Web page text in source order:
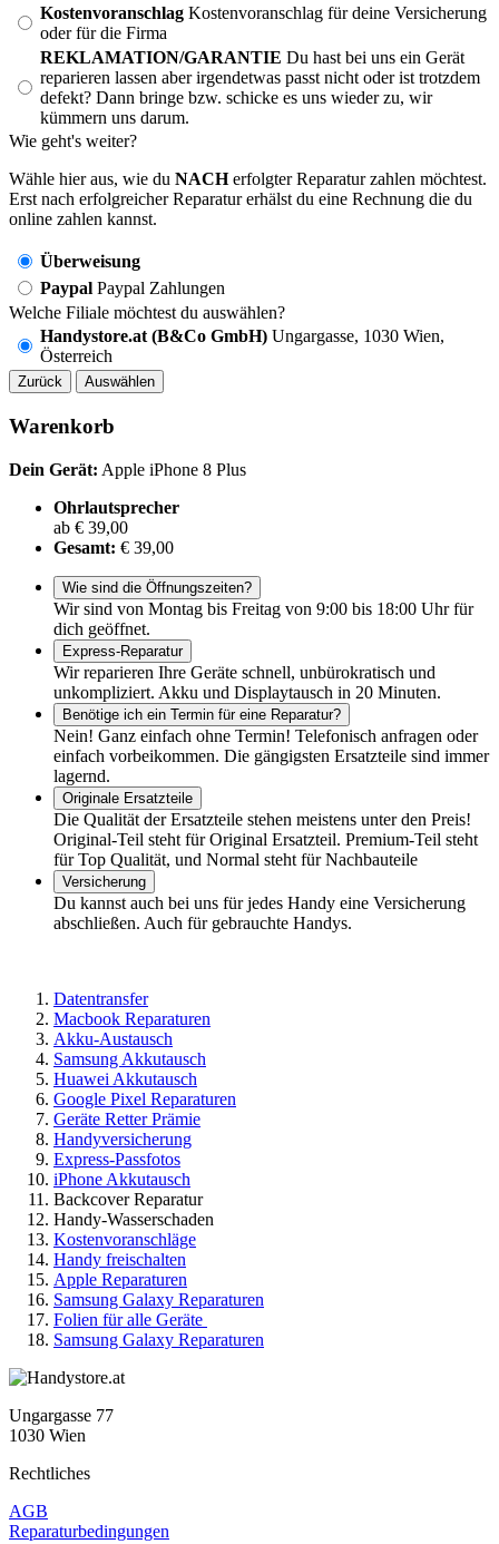
Kostenvoranschlag Kostenvoranschlag für deine Versicherung
oder für die Firma
REKLAMATION/GARANTIE Du hast bei uns ein Gerät
reparieren lassen aber irgendetwas passt nicht oder ist trotzdem
defekt? Dann bringe bzw. schicke es uns wieder zu, wir
kümmern uns darum.
Wie geht's weiter?
Wähle hier aus, wie du NACHerfolgter Reparatur zahlen möchtest.
Erst nach erfolgreicher Reparatur erhälst du eine Rechnung die du
online zahlen kannst.
Überweisung
Paypal Paypal Zahlungen
Welche Filiale möchtest du auswählen?
Handystore.at (B&Co GmbH) Ungargasse, 1030 Wien,
Österreich
Zurück Auswählen
Warenkorb
Dein Gerät: Apple iPhone 8 Plus
Ohrlautsprecher
ab € 39,00
Gesamt: € 39,00
Wie sind die Öffnungszeiten?
Wir sind von Montag bis Freitag von 9:00 bis 18:00 Uhr für
dich geöffnet.
Express-Reparatur
Wir reparieren Ihre Geräte schnell, unbürokratisch und
unkompliziert. Akku und Displaytausch in 20 Minuten.
Benötige ich ein Termin für eine Reparatur?
Nein! Ganz einfach ohne Termin! Telefonisch anfragen oder
einfach vorbeikommen. Die gängigsten Ersatzteile sind immer
lagernd.
Originale Ersatzteile
Die Qualität der Ersatzteile stehen meistens unter den Preis!
Original-Teil steht für Original Ersatzteil. Premium-Teil steht
für Top Qualität, und Normal steht für Nachbauteile
Versicherung
Du kannst auch bei uns für jedes Handy eine Versicherung
abschließen. Auch für gebrauchte Handys.
Datentransfer
Macbook Reparaturen
Akku-Austausch
Samsung Akkutausch
Huawei Akkutausch
Google Pixel Reparaturen
Geräte Retter Prämie
Handyversicherung
Express-Passfotos
iPhone Akkutausch
Backcover Reparatur
Handy-Wasserschaden
Kostenvoranschläge
Handy freischalten
Apple Reparaturen
Samsung Galaxy Reparaturen
Folien für alle Geräte
Samsung Galaxy Reparaturen
Ungargasse 77
1030 Wien
Rechtliches
AGB
Reparaturbedingungen